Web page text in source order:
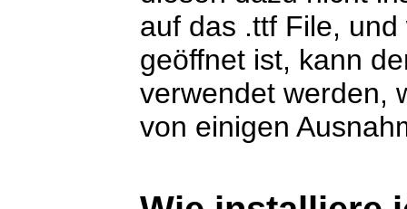
auf das .ttf File,
geöffnet ist, kann
verwendet werden,
von einigen